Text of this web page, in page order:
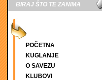
BIRAJ ŠTO TE ZANIMA
POČETNA
KUGLANJE
O SAVEZU
KLUBOVI